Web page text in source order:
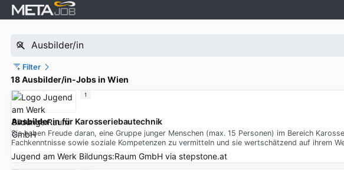
Filter
18 Ausbilder/in-Jobs in Wien
Ausbilder:in für Karosseriebautechnik
Sie haben Freude daran, eine Gruppe junger Menschen (max. 15 Personen) im Bereich
Fachkenntnisse sowie soziale Kompetenzen zu vermitteln und sie wertschätzend auf ihrem
Jugend am Werk Bildungs:Raum GmbHvia stepstone.at
1